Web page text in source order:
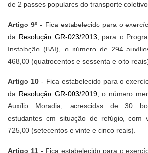
de 2 passes populares do transporte coletivo
Artigo 9º - Fica estabelecido para o
da Resolução GR-023/2013 , para o
Instalação (BAI), o número de 294
468,00 (quatrocentos e sessenta e oito reais).
Artigo 10- Fica estabelecido para o
da Resolução GR-003/2019, o número
Auxílio Moradia, acrescidas de 30
estudantes em situação de refúgio, com
725,00 (setecentos e vinte e cinco reais).
Artigo 11 - Fica estabelecido para o